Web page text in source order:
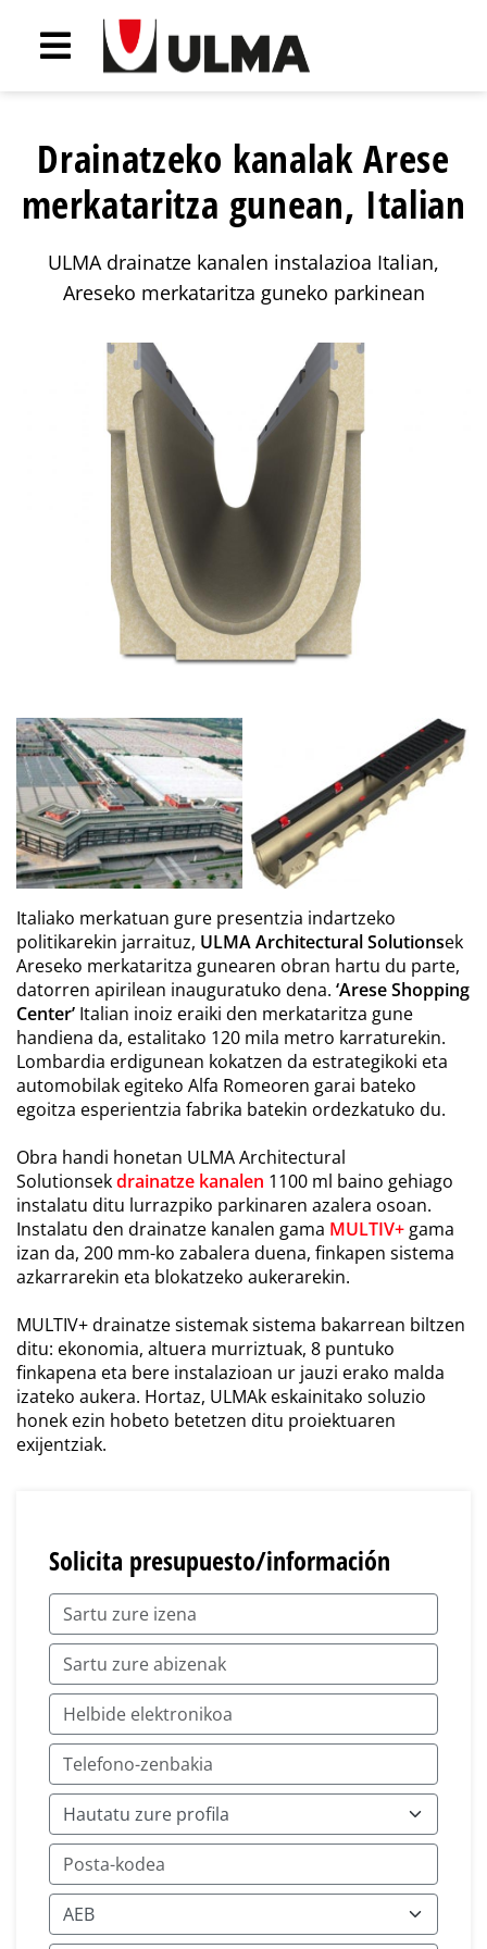
Drainatzeko kanalak Arese
merkataritza gunean, Italian
ULMA drainatze kanalen instalazioa Italian,
Areseko merkataritza guneko parkinean
Italiako merkatuan gure presentzia indartzeko
politikarekin jarraituz, ULMA Architectural Solutionsek
Areseko merkataritza gunearen obran hartu du parte,
datorren apirilean inauguratuko dena. ‘Arese Shopping
Center’ Italian inoiz eraiki den merkataritza gune
handiena da, estalitako 120 mila metro karraturekin.
Lombardia erdigunean kokatzen da estrategikoki eta
automobilak egiteko Alfa Romeoren garai bateko
egoitza esperientzia fabrika batekin ordezkatuko du.
Obra handi honetan ULMA Architectural
Solutionsekdrainatze kanalen 1100 ml baino gehiago
instalatu ditu lurrazpiko parkinaren azalera osoan.
Instalatu den drainatze kanalen gama MULTIV+ gama
izan da, 200 mm-ko zabalera duena, finkapen sistema
azkarrarekin eta blokatzeko aukerarekin.
MULTIV+ drainatze sistemak sistema bakarrean biltzen
ditu: ekonomia, altuera murriztuak, 8 puntuko
finkapena eta bere instalazioan ur jauzi erako malda
izateko aukera. Hortaz, ULMAk eskainitako soluzio
honek ezin hobeto betetzen ditu proiektuaren
exijentziak.
Solicita presupuesto/información